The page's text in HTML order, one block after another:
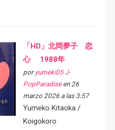
「HD」北岡夢子 恋
心 1988年
por yumeki05 J-
PopParadiseen 26
marzo 2026 a las 3:57
Yumeko Kitaoka /
Koigokoro